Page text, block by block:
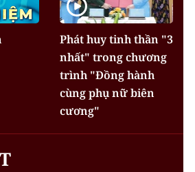
Phát huy tinh thần "3
nhất" trong chương
trình "Đồng hành
cùng phụ nữ biên
cương"